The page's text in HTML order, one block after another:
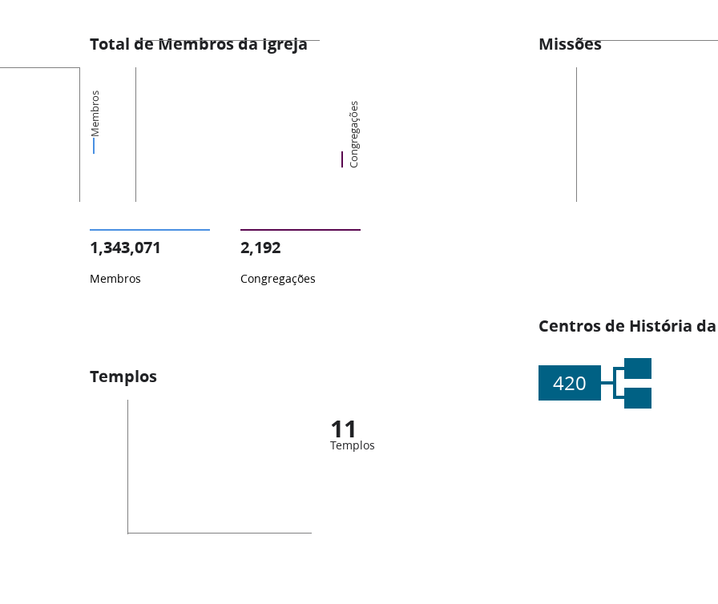
Total de Membros da Igreja
Membros Congregações
1,343,071
Membros
2,192
Congregações
Missões
Centros de História
420
Templos
11
Templos